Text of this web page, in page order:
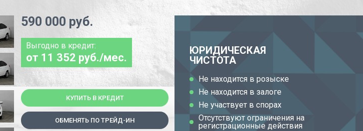
590 000 руб.
Выгодно в кредит:
от 11 352 руб./мес.
КУПИТЬ В КРЕДИТ
ОБМЕНЯТЬ ПО ТРЕЙД-ИН
ЮРИДИЧЕСКАЯ
ЧИСТОТА
Не находится в розыске
Не находится в залоге
Не участвует в спорах
Отсутствуют ограничения на
регистрационные действия